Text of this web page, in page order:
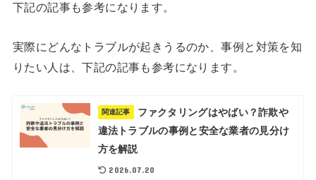
下記の記事も参考になります。
実際にどんなトラブルが起きうるのか、事例と対策を知
りたい人は、下記の記事も参考になります。
関連記事
ファクタリングはやばい？詐欺や
違法トラブルの事例と安全な業者の見分け
方を解説
2026.07.20